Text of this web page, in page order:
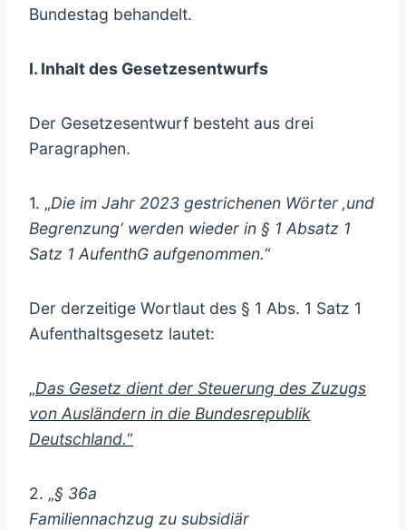
Bundestag behandelt.
I. Inhalt des Gesetzesentwurfs
Der Gesetzesentwurf besteht aus drei
Paragraphen.
1. „Die im Jahr 2023 gestrichenen Wörter ‚und
Begrenzung‘ werden wieder in § 1 Absatz 1
Satz 1 AufenthG aufgenommen.“
Der derzeitige Wortlaut des § 1 Abs. 1 Satz 1
Aufenthaltsgesetz lautet:
„Das Gesetz dient der Steuerung des Zuzugs
von Ausländern in die Bundesrepublik
Deutschland.“
2. „§ 36a
Familiennachzug zu subsidiär